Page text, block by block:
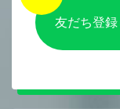
友だち登